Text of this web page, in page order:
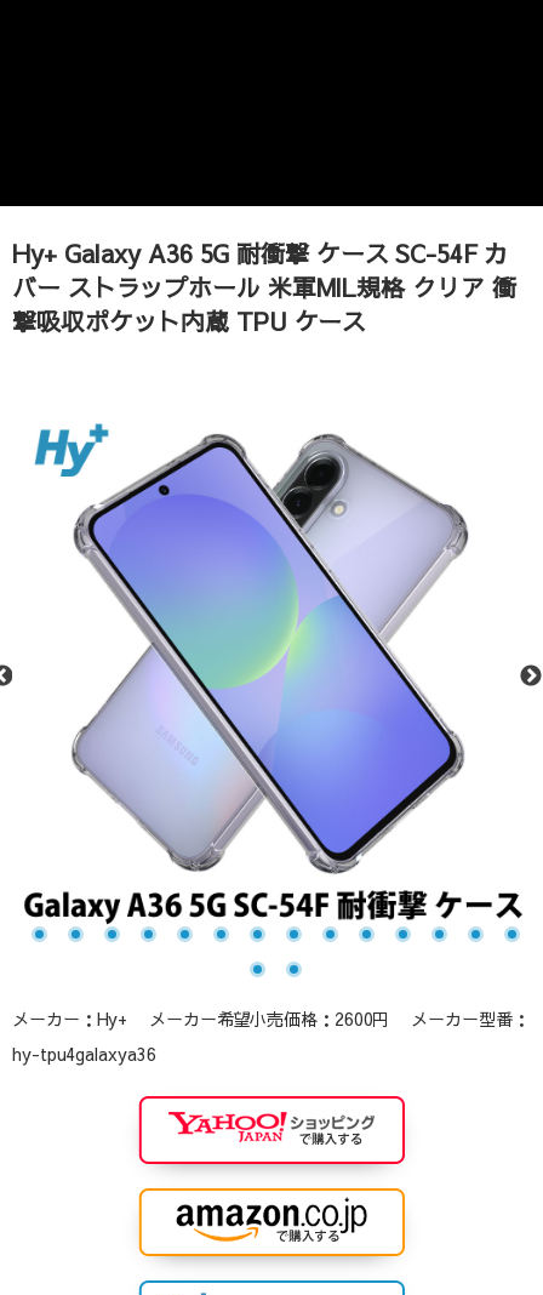
Hy+ Galaxy A36 5G 耐衝撃 ケース SC-54F カ
バー ストラップホール 米軍MIL規格 クリア 衝
撃吸収ポケット内蔵 TPU ケース
メーカー：Hy+ メーカー希望小売価格：2600円 メーカー型番：
hy-tpu4galaxya36